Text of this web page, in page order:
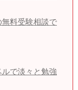
料受験相談で
で淡々と勉強